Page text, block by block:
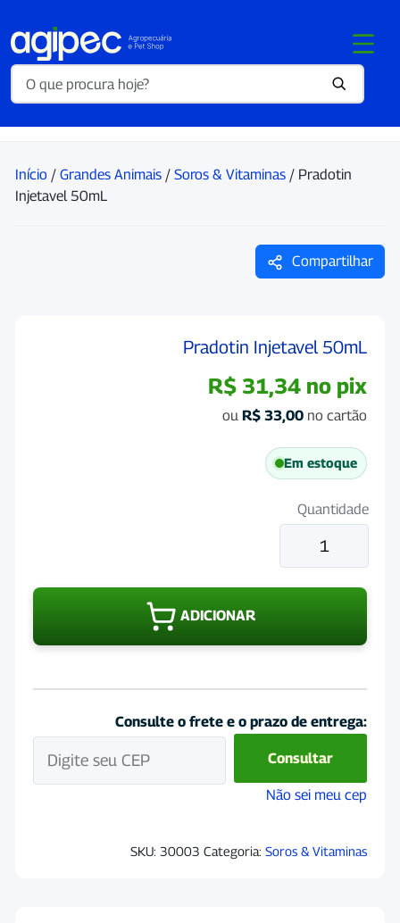
Início / Grandes Animais / Soros & Vitaminas / Pradotin
Injetavel 50mL
Compartilhar
Pradotin Injetavel 50mL
R$ 31,34 no pix
ou R$ 33,00 no cartão
Em estoque
Quantidade
Pradotin
Injetavel
50mL
ADICIONAR
Consulte o frete e o prazo de entrega:
Consultar
Não sei meu cep
SKU: 30003 Categoria: Soros & Vitaminas